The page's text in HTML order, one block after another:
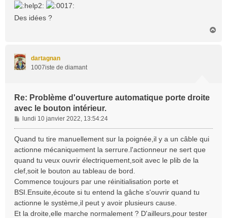
Des idées ?
dartagnan
1007iste de diamant
Re: Problème d'ouverture automatique porte droite
avec le bouton intérieur.
M
e
s
g
e
lundi 10 janvier 2022, 13:54:24
Quand tu tire manuellement sur la poignée,il y a un câble qui
actionne mécaniquement la serrure.l'actionneur ne sert que
quand tu veux ouvrir électriquement,soit avec le plib de la
clef,soit le bouton au tableau de bord.
Commence toujours par une réinitialisation porte et
BSI.Ensuite,écoute si tu entend la gâche s'ouvrir quand tu
actionne le système,il peut y avoir plusieurs cause.
Et la droite,elle marche normalement ? D'ailleurs,pour tester